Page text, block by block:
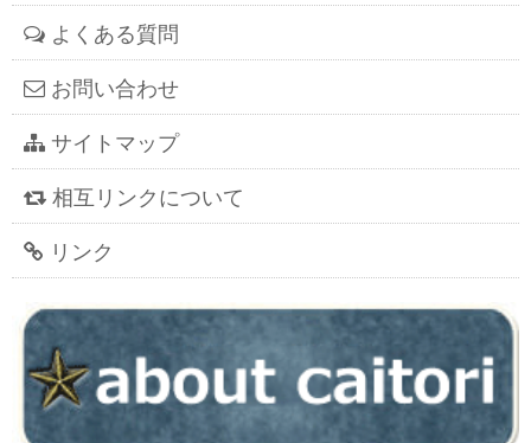
よくある質問
お問い合わせ
サイトマップ
相互リンクについて
リンク